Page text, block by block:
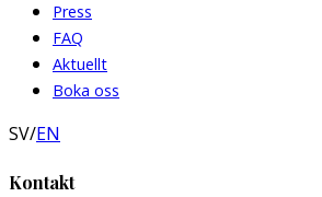
Press
FAQ
Aktuellt
Boka oss
SV/EN
Kontakt